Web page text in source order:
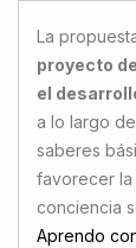
La
proyecto
el
a lo largo
saberes
favorecer la
conciencia
Aprendo